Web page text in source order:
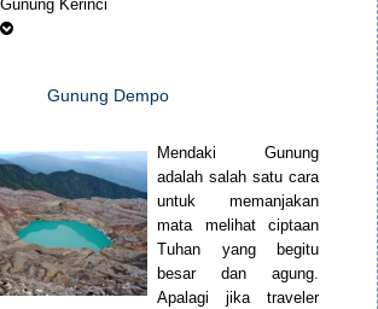
Kerinci
Gunung Dempo
Mendaki Gunung
adalah salah satu cara
untuk memanjakan
mata melihat ciptaan
Tuhan yang begitu
besar dan agung.
Apalagi jika traveler